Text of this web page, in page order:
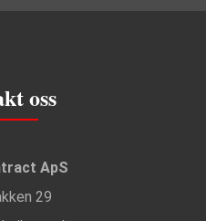
oss
ApS
29